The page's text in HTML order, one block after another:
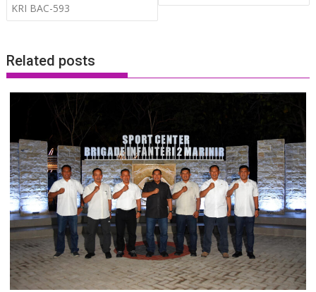
KRI BAC-593
Related posts